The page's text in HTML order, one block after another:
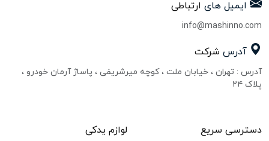
ایمیل های ارتباطی
info@mashinno.com
آدرس شرکت
آدرس : تهران ، خیابان ملت ، کوچه میرشریفی ، پاساژ آرمان خودرو ،
پلاک ۲۴
دسترسی سریع لوازم یدکی